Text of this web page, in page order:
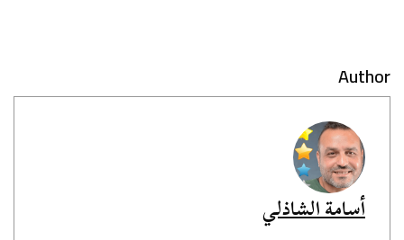
Author
أسامة الشاذلي